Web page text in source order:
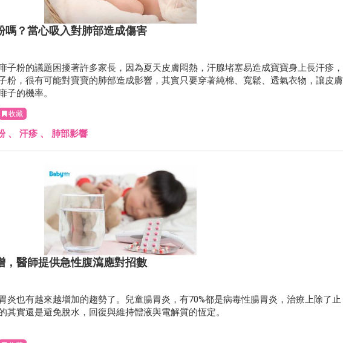
嗎？當心吸入對肺部造成傷害
子粉的議題困擾著許多家長，因為夏天皮膚悶熱，汗腺堵塞易造成寶寶身上長汗疹，
粉，很有可能對寶寶的肺部造成影響，其實只要穿著純棉、寬鬆、透氣衣物，讓皮膚
子的機率。
收藏
、 汗疹 、 肺部影響
，醫師提供急性腹瀉應對招數
炎也有越來越增加的趨勢了。兒童腸胃炎，有70%都是病毒性腸胃炎，治療上除了止
其實還是避免脫水，回復與維持體液與電解質的恆定。